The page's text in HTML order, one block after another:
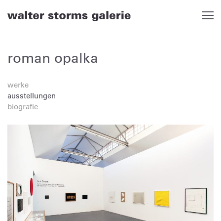
roman opalka
werke
ausstellungen
biografie